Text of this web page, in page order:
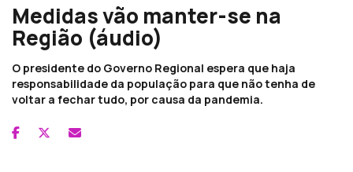
Medidas vão manter-se na
Região (áudio)
O presidente do Governo Regional espera que haja
responsabilidade da população para que não tenha de
voltar a fechar tudo, por causa da pandemia.